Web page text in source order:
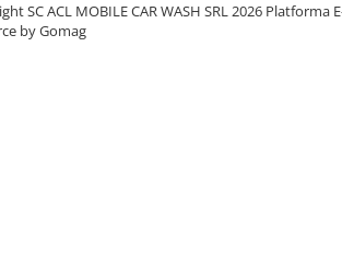
SC ACL MOBILE CAR WASH SRL 2026 Platforma
by Gomag